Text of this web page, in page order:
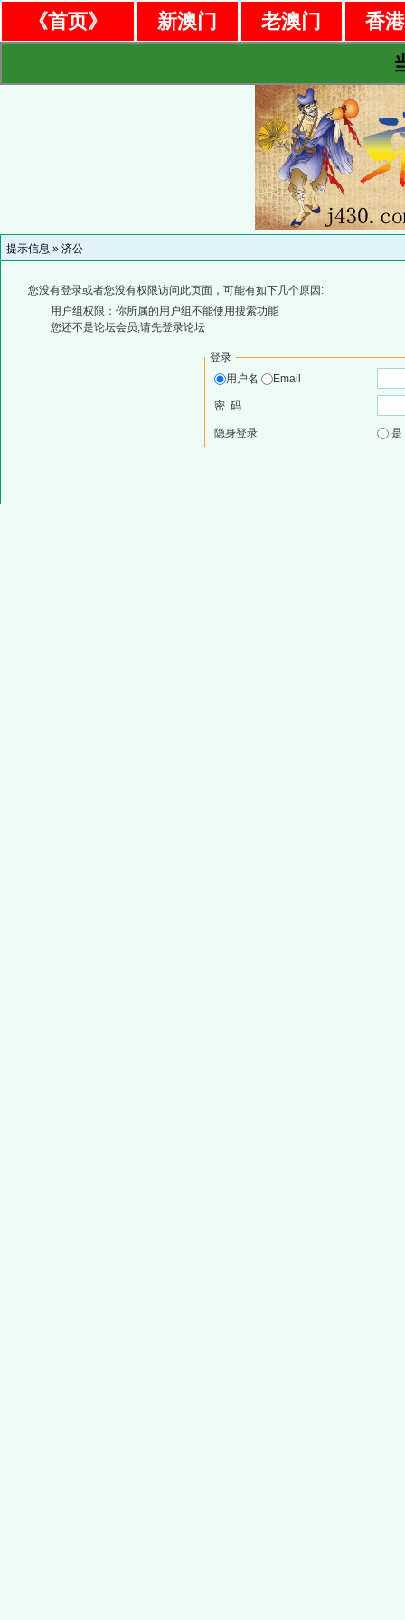
《首页》 新澳门 老澳门
香
提示信息 » 济公
您没有登录或者您没有权限访问此页面，可能有如下几个原因:
用户组权限：你所属的用户组不能使用搜索功能
您还不是论坛会员,请先登录论坛
登录
用户名
Email
密 码
隐身登录